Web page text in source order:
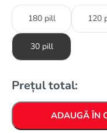
180 pill 120
30 pill
Prețul total:
ADAUGĂ ÎN